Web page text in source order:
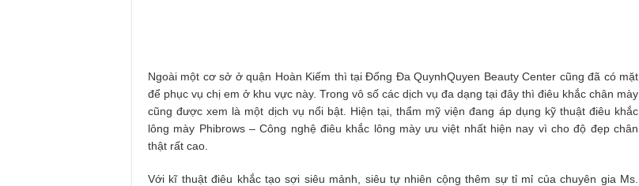
Ngoài một cơ sở ở quận Hoàn Kiếm thì tại Đống Đa QuynhQuyen Beauty Center cũng đã có mặt
để phục vụ chị em ở khu vực này. Trong vô số các dịch vụ đa dạng tại đây thì điêu khắc chân mày
cũng được xem là một dịch vụ nổi bật. Hiện tại, thẩm mỹ viện đang áp dụng kỹ thuật điêu khắc
lông mày Phibrows – Công nghệ điêu khắc lông mày ưu việt nhất hiện nay vì cho độ đẹp chân
thật rất cao.
Với kĩ thuật điêu khắc tạo sợi siêu mảnh, siêu tự nhiên cộng thêm sự tỉ mỉ của chuyên gia Ms.